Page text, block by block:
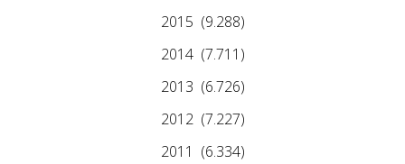
2015 (9.288)
2014 (7.711)
2013 (6.726)
2012 (7.227)
2011 (6.334)